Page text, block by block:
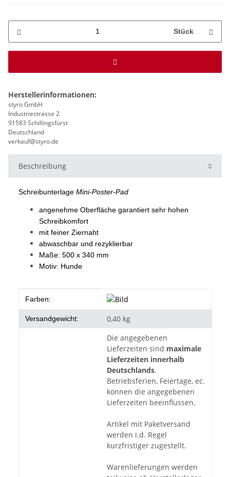
Stück
Herstellerinformationen:
styro GmbH
Industriestrasse 2
91583 Schillingsfürst
Deutschland
verkauf@styro.de
Beschreibung
Schreibunterlage Mini-Poster-Pad
angenehme Oberfläche garantiert sehr hohen
Schreibkomfort
mit feiner Ziernaht
abwaschbar und rezyklierbar
Maße: 500 x 340 mm
Motiv: Hunde
Produkteigenschaft
Wert
Farben:
Versandgewicht:
0,40 kg
Die angegebenen
Lieferzeiten sind maximale
Lieferzeiten innerhalb
Deutschlands.
Betriebsferien, Feiertage, ec.
können die angegebenen
Lieferzeiten beeinflussen.
Artikel mit Paketversand
werden i.d. Regel
kurzfristiger zugestellt.
Warenlieferungen werden